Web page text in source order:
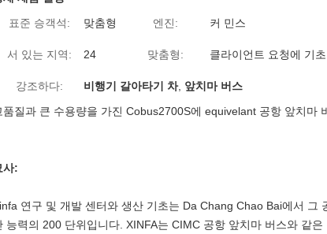
표준 승객석:
맞춤형 엔진: 커 민스
서 있는 지역: 24 맞춤형: 클라이언트 요청에 기초
강조하다: 비행기 갈아타기 차, 앞치마 버스
품질과 큰 수용량을 가진 Cobus2700S에 equivelant 공항 앞치마
사:
연구 및 개발 센터와 생산 기초는 Da Chang Chao Bai에서 그
능력의 200 단위입니다. XINFA는 CIMC 공항 앞치마 버스와 같